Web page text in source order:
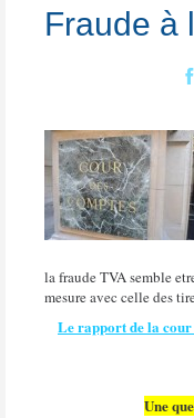
Fraude à
la fraude TVA semble
mesure avec celle des
Le rapport de la cour
Une